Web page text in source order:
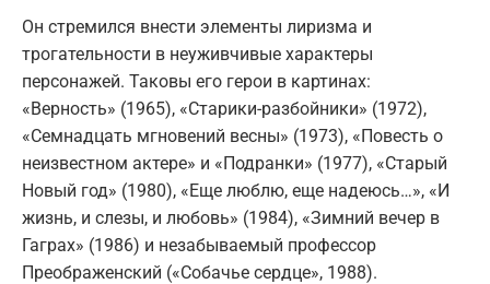
Он стремился внести элементы лиризма и
трогательности в неуживчивые характеры
персонажей. Таковы его герои в картинах:
«Верность» (1965), «Старики-разбойники» (1972),
«Семнадцать мгновений весны» (1973), «Повесть о
неизвестном актере» и «Подранки» (1977), «Старый
Новый год» (1980), «Еще люблю, еще надеюсь…», «И
жизнь, и слезы, и любовь» (1984), «Зимний вечер в
Гаграх» (1986) и незабываемый профессор
Преображенский («Собачье сердце», 1988).